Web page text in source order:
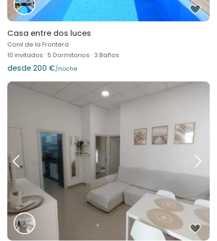
Casa entre dos luces
Conil de la Frontera
10 invitados · 5 Dormitorios · 3 Baños
desde 200 €/noche